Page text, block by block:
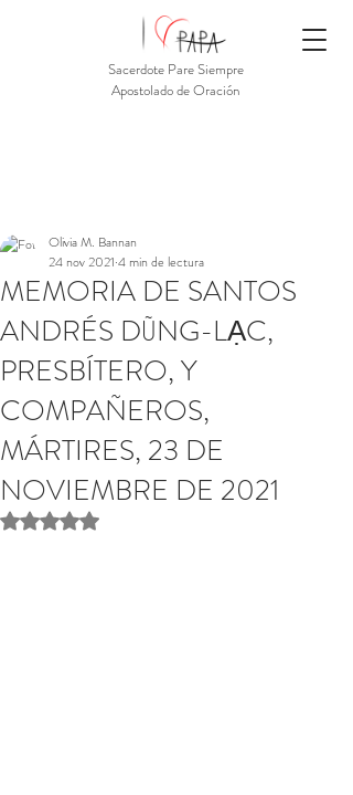
Sacerdote Pare Siempre
Apostolado de Oración
MEMORIA DE SANTOS
ANDRÉS DŨNG-LẠC,
PRESBÍTERO, Y
COMPAÑEROS,
MÁRTIRES, 23 DE
NOVIEMBRE DE 2021
Olivia M. Bannan
24 nov 2021 4 min de lectura
Obtuvo NaN de 5 estrellas.